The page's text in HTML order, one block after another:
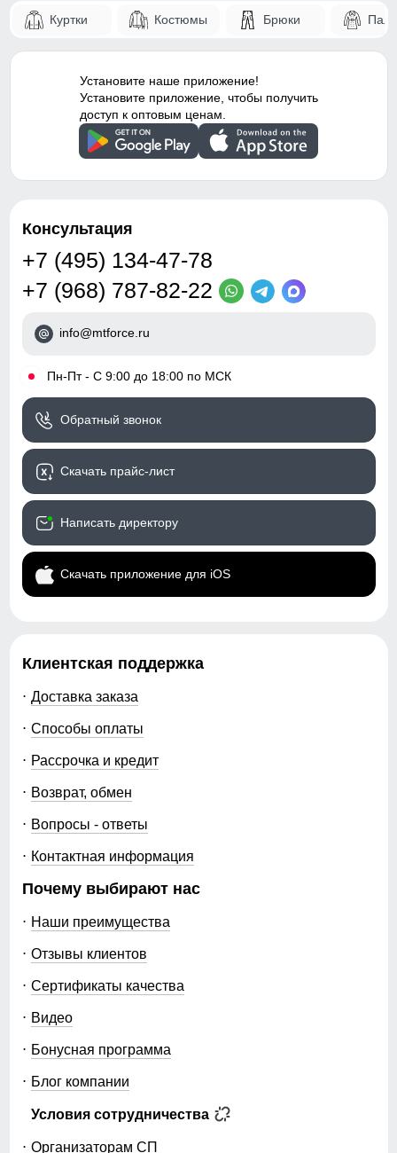
Куртки Костюмы Брюки
Установите наше приложение!
Установите приложение, чтобы получить
доступ к оптовым ценам.
Консультация
+7 (495) 134-47-78
+7 (968) 787-82-22
info@mtforce.ru
• Пн-Пт - С 9:00 до 18:00 по МСК
Обратный звонок
Скачать прайс-лист
Написать директору
Скачать приложение для iOS
Клиентская поддержка
Доставка заказа
Способы оплаты
Рассрочка и кредит
Возврат, обмен
Вопросы - ответы
Контактная информация
Почему выбирают нас
Наши преимущества
Отзывы клиентов
Сертификаты качества
Видео
Бонусная программа
Блог компании
Условия сотрудничества
Организаторам СП